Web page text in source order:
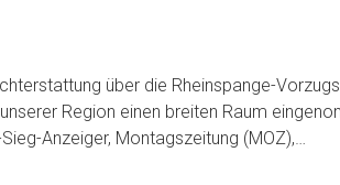
über die Rheinspange-
Region einen breiten Raum
Anzeiger, Montagszeitung (MOZ),…